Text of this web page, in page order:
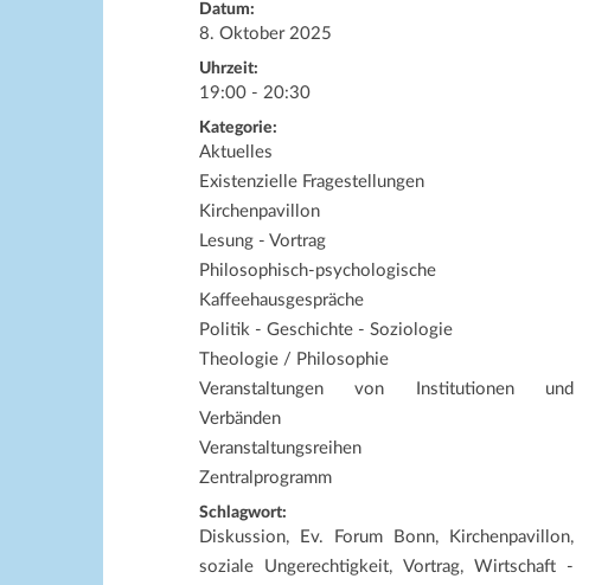
Datum:
8. Oktober 2025
Uhrzeit:
19:00 - 20:30
Kategorie:
Aktuelles
Existenzielle Fragestellungen
Kirchenpavillon
Lesung - Vortrag
Philosophisch-psychologische
Kaffeehausgespräche
Politik - Geschichte - Soziologie
Theologie / Philosophie
Veranstaltungen von Institutionen und
Verbänden
Veranstaltungsreihen
Zentralprogramm
Schlagwort:
Diskussion, Ev. Forum Bonn, Kirchenpavillon,
soziale Ungerechtigkeit, Vortrag, Wirtschaft -